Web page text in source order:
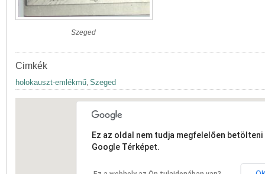
Szeged
Cimkék
holokauszt-emlékmű, Szeged
Ez az oldal nem tudja megfelelően betölteni
Google Térképet.